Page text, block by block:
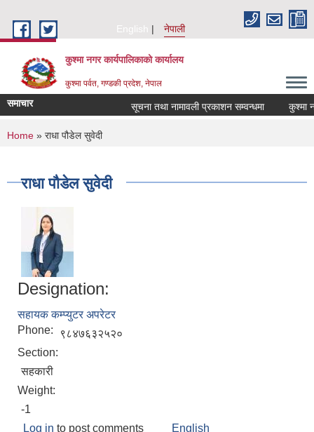
English
नेपाली
कुश्मा नगर कार्यपालिकाको कार्यालय
कुश्मा पर्वत, गण्डकी प्रदेश, नेपाल
समाचार सूचना तथा नामावली प्रकाशन सम्वन्धमा कुश्मा
You are here
Home » राधा पौडेल सुवेदी
राधा पौडेल सुवेदी
Designation:
सहायक कम्प्युटर अपरेटर
Phone:
९८४७६३२५२०
Section:
सहकारी
Weight:
-1
Log in to post comments English